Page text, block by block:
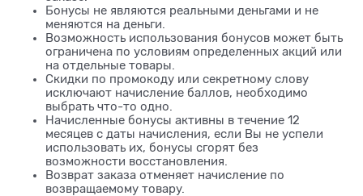
Бонусы не являются реальными деньгами и не
меняются на деньги.
Возможность использования бонусов может быть
ограничена по условиям определенных акций или
на отдельные товары.
Скидки по промокоду или секретному слову
исключают начисление баллов, необходимо
выбрать что-то одно.
Начисленные бонусы активны в течение 12
месяцев с даты начисления, если Вы не успели
использовать их, бонусы сгорят без
возможности восстановления.
Возврат заказа отменяет начисление по
возвращаемому товару.